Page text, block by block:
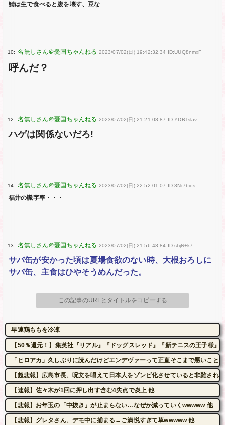
鯖は生で食べると腹を壊す、豆な
10: 2023/07/02(日) 19:42:32.34 ID:UUQ8nmxF
呼んだ？
12: 2023/07/02(日) 21:21:08.87 ID:YDBTslav
ハゲは関係ないだろ!
14: 2023/07/02(日) 22:52:01.07 ID:3Nr7bios
福井の識字率・・・
13: 2023/07/02(日) 21:56:48.84 ID:stijN+k7
サバ缶が安かった頃は夏場食欲のない時、大根おろしに
サバ缶、主食はひやそうめんだった。
この記事のURLとタイトルをコピーする
早速鶏ももを冷凍
【50％還元！】集英社『リアル』『ドッグスレッド』『新テニスの王子様』
「ヒロアカ」久しぶりに読んだけどエンデヴァーって正直そこまで悪いこと
【超悲報】広島市長、呪文を唱えて日本人をゾンビ化させていると非難され
【速報】佐々木が1回に押し出す含む4失点で炎上 他
【悲報】お年玉の「中抜き」が止まらない…なぜか減っていくwwwww 他
【悲報】グレタさん、デモ中に捕まる→ご満悦すぎて草wwwww 他